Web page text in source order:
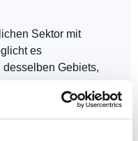
Sektor mit
es
Gebiets,